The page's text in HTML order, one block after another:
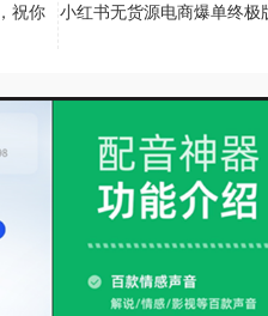
祝你
小红书无货源电商爆单终